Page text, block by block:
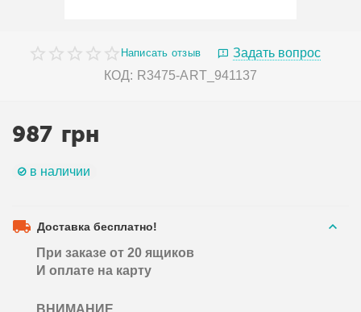
Написать отзыв
Задать вопрос
КОД: R3475-ART_941137
987 грн
в наличии
Доставка бесплатно!
При заказе от 20 ящиков
И оплате на карту
ВНИМАНИЕ